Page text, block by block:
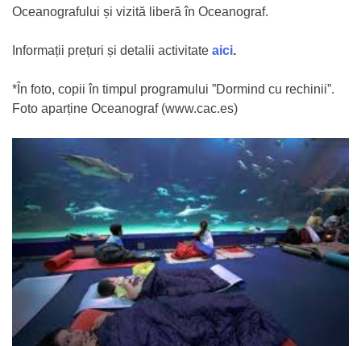
Oceanografului și vizită liberă în Oceanograf.
Informații prețuri și detalii activitate aici.
*În foto, copii în timpul programului ”Dormind cu rechinii”.
Foto aparține Oceanograf (www.cac.es)